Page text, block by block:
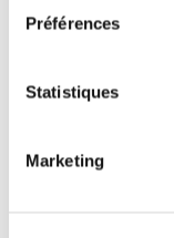
Préférences
Statistiques
Marketing
ils